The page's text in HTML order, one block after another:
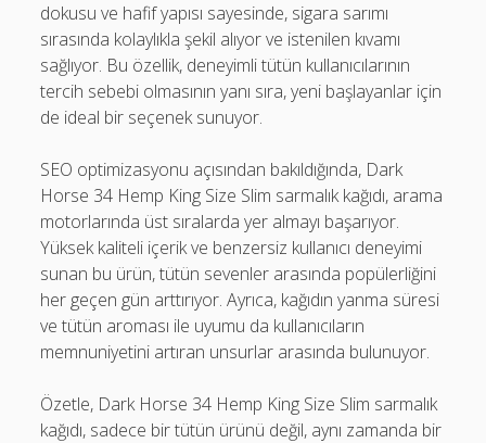
dokusu ve hafif yapısı sayesinde, sigara sarımı
sırasında kolaylıkla şekil alıyor ve istenilen kıvamı
sağlıyor. Bu özellik, deneyimli tütün kullanıcılarının
tercih sebebi olmasının yanı sıra, yeni başlayanlar için
de ideal bir seçenek sunuyor.
SEO optimizasyonu açısından bakıldığında, Dark
Horse 34 Hemp King Size Slim sarmalık kağıdı, arama
motorlarında üst sıralarda yer almayı başarıyor.
Yüksek kaliteli içerik ve benzersiz kullanıcı deneyimi
sunan bu ürün, tütün sevenler arasında popülerliğini
her geçen gün arttırıyor. Ayrıca, kağıdın yanma süresi
ve tütün aroması ile uyumu da kullanıcıların
memnuniyetini artıran unsurlar arasında bulunuyor.
Özetle, Dark Horse 34 Hemp King Size Slim sarmalık
kağıdı, sadece bir tütün ürünü değil, aynı zamanda bir